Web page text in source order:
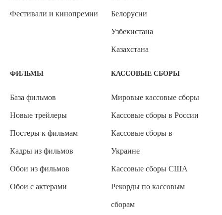
Фестивали и кинопремии Белорусии
Узбекистана
Казахстана
ФИЛЬМЫ
База фильмов
Новые трейлеры
Постеры к фильмам
Кадры из фильмов
Обои из фильмов
Обои с актерами
КАССОВЫЕ СБОРЫ
Мировые кассовые сборы
Кассовые сборы в России
Кассовые сборы в
Украине
Кассовые сборы США
Рекорды по кассовым
сборам